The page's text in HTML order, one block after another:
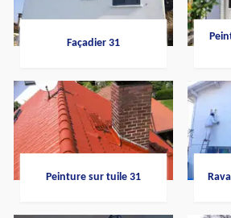
Façadier 31
Peinture sur tuile 31